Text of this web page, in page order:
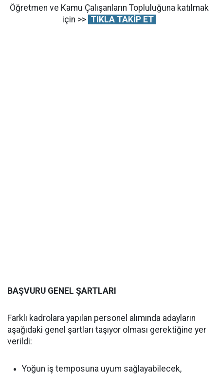
Öğretmen ve Kamu Çalışanların Topluluğuna katılmak
için >> TIKLA TAKİP ET
BAŞVURU GENEL ŞARTLARI
Farklı kadrolara yapılan personel alımında adayların
aşağıdaki genel şartları taşıyor olması gerektiğine yer
verildi:
Yoğun iş temposuna uyum sağlayabilecek,